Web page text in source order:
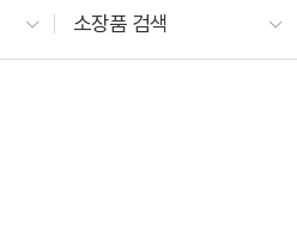
소장품 검색